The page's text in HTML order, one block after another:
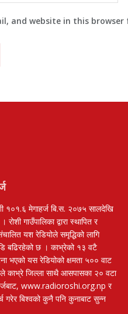
and website in this
१०१.६ मेगाहर्ज बि.स. २०७५ सालदेखि
गाउँपालिका द्वारा स्थापित र
यश रेडियोले समृद्धिको लागि
बढिरहेको छ । काभ्रेको १३ वटै
भएको यस रेडियोको क्षमता ५०० वाट
काभ्रे जिल्ला साथै आसपासका २० वटा
www.radioroshi.org.np र
गरेर बिश्वको कुनै पनि कुनाबाट सुन्न